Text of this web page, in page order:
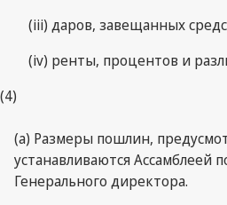
(iii) даров, завещанных
(iv) ренты, процентов и
(4)
(a) Размеры пошлин,
устанавливаются Ассамблеей
Генерального директора.